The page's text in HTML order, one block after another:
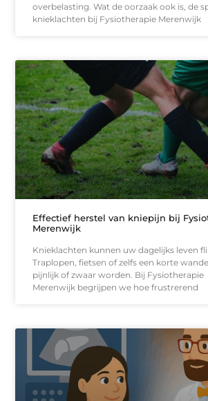
overbelasting. Wat de oorzaak ook is, de
knieklachten bij Fysiotherapie Merenwijk
Effectief herstel van kniepijn bij
Merenwijk
Knieklachten kunnen uw dagelijks leven
Traplopen, fietsen of zelfs een korte
pijnlijk of zwaar worden. Bij Fysiotherapie
Merenwijk begrijpen we hoe frustrerend